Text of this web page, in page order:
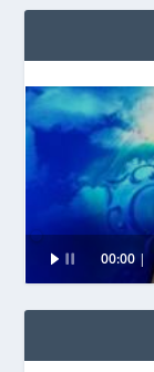
00:00